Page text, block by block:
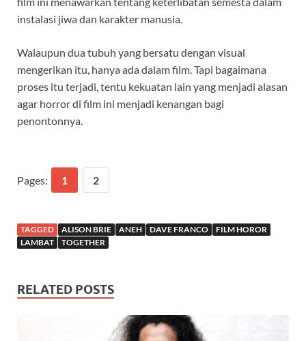
instalasi jiwa dan karakter manusia.
Walaupun dua tubuh yang bersatu dengan visual
mengerikan itu, hanya ada dalam film. Tapi bagaimana
proses itu terjadi, tentu kekuatan lain yang menjadi alasan
agar horror di film ini menjadi kenangan bagi
penontonnya.
Pages: 1 2
TAGGED ALISON BRIE ANEH DAVE FRANCO
FILM HOROR
LAMBAT
TOGETHER
RELATED POSTS